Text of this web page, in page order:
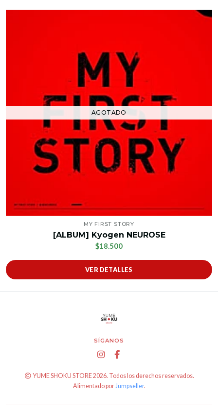
AGOTADO
MY FIRST STORY
[ALBUM] Kyogen NEUROSE
$18.500
VER DETALLES
SÍGANOS
YUME SHOKU STORE 2026. Todos los derechos reservados.
Alimentado porJumpseller.